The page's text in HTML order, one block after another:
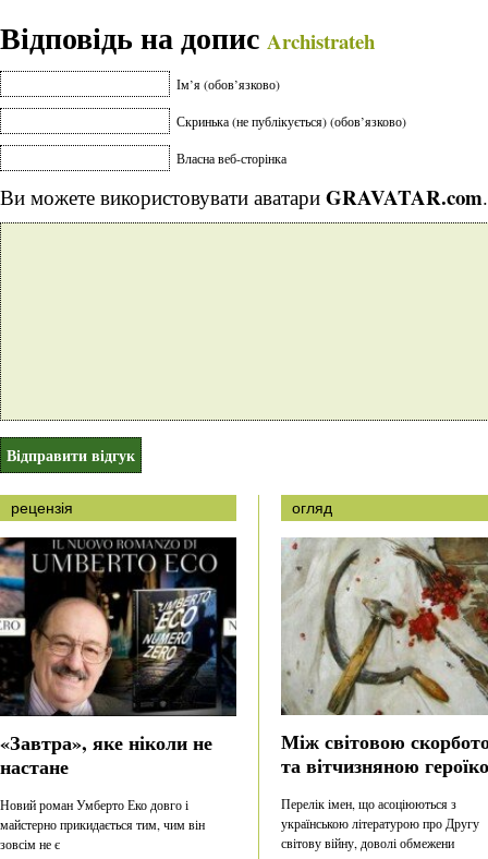
Відповідь на допис Archistrateh
Ім’я (обов’язково)
Скринька (не публікується) (обов’язково)
Власна веб-сторінка
Ви можете використовувати аватари GRAVATAR.com.
рецензія
«Завтра», яке ніколи не
настане
Новий роман Умберто Еко довго і
майстерно прикидається тим, чим він
зовсім не є
огляд
Між світовою
та вітчизняною
Перелік імен, що асоціюються з
українською літературою про Другу
світову війну, доволі обмежени